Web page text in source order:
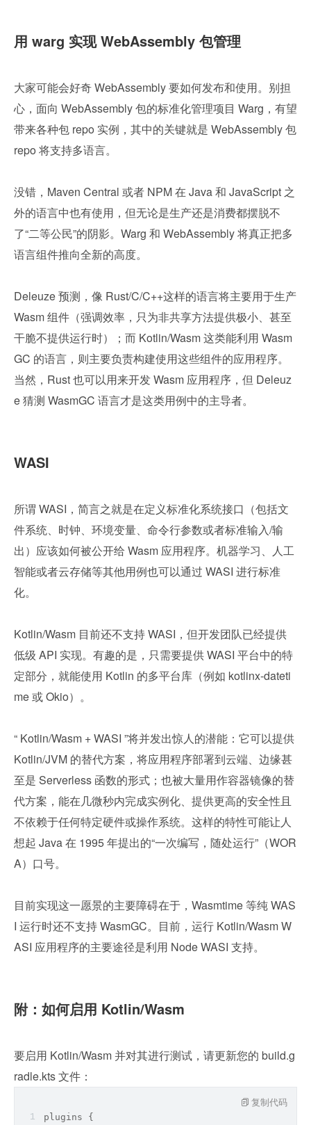
用 warg 实现 WebAssembly 包管理
大家可能会好奇 WebAssembly 要如何发布和使用。别担
心，面向 WebAssembly 包的标准化管理项目 Warg，有望
带来各种包 repo 实例，其中的关键就是 WebAssembly 包
repo 将支持多语言。
没错，Maven Central 或者 NPM 在 Java 和 JavaScript 之
外的语言中也有使用，但无论是生产还是消费都摆脱不
了“二等公民”的阴影。Warg 和 WebAssembly 将真正把多
语言组件推向全新的高度。
Deleuze 预测，像 Rust/C/C++这样的语言将主要用于生产
Wasm 组件（强调效率，只为非共享方法提供极小、甚至
干脆不提供运行时）；而 Kotlin/Wasm 这类能利用 Wasm
GC 的语言，则主要负责构建使用这些组件的应用程序。
当然，Rust 也可以用来开发 Wasm 应用程序，但 Deleuz
e 猜测 WasmGC 语言才是这类用例中的主导者。
WASI
所谓 WASI，简言之就是在定义标准化系统接口（包括文
件系统、时钟、环境变量、命令行参数或者标准输入/输
出）应该如何被公开给 Wasm 应用程序。机器学习、人工
智能或者云存储等其他用例也可以通过 WASI 进行标准
化。
Kotlin/Wasm 目前还不支持 WASI，但开发团队已经提供
低级 API 实现。有趣的是，只需要提供 WASI 平台中的特
定部分，就能使用 Kotlin 的多平台库（例如 kotlinx-dateti
me 或 Okio）。
“ Kotlin/Wasm + WASI ”将并发出惊人的潜能：它可以提供
Kotlin/JVM 的替代方案，将应用程序部署到云端、边缘甚
至是 Serverless 函数的形式；也被大量用作容器镜像的替
代方案，能在几微秒内完成实例化、提供更高的安全性且
不依赖于任何特定硬件或操作系统。这样的特性可能让人
想起 Java 在 1995 年提出的“一次编写，随处运行”（WOR
A）口号。
目前实现这一愿景的主要障碍在于，Wasmtime 等纯 WAS
I 运行时还不支持 WasmGC。目前，运行 Kotlin/Wasm W
ASI 应用程序的主要途径是利用 Node WASI 支持。
附：如何启用 Kotlin/Wasm
要启用 Kotlin/Wasm 并对其进行测试，请更新您的 build.g
radle.kts 文件：
plugins {
复制代码